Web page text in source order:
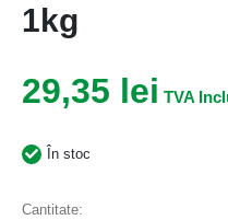
1kg
29,35 lei
În stoc
Cantitate: